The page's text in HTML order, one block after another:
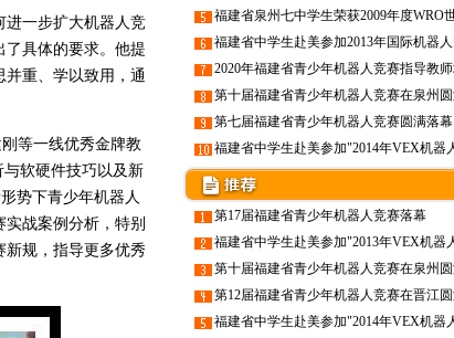
一步扩大机器人竞
了具体的要求。他提
重、学以致用，通
等一线优秀金牌教
软硬件技巧以及新
势下青少年机器人
战案例分析，特别
新规，指导更多优秀
第七届福建省青少年机器人竞赛圆满落幕
第17届福建省青少年机器人竞赛落幕